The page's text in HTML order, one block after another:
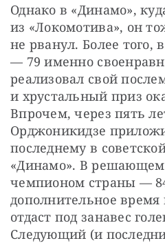
Однако в «Динамо»,
из «Локомотива», он
не рванул. Более того,
— 79 именно
реализовал свой
и хрустальный приз
Впрочем, через пять
Орджоникидзе
последнему в
«Динамо». В решающем
чемпионом страны —
дополнительное время
отдаст под занавес
Следующий (и